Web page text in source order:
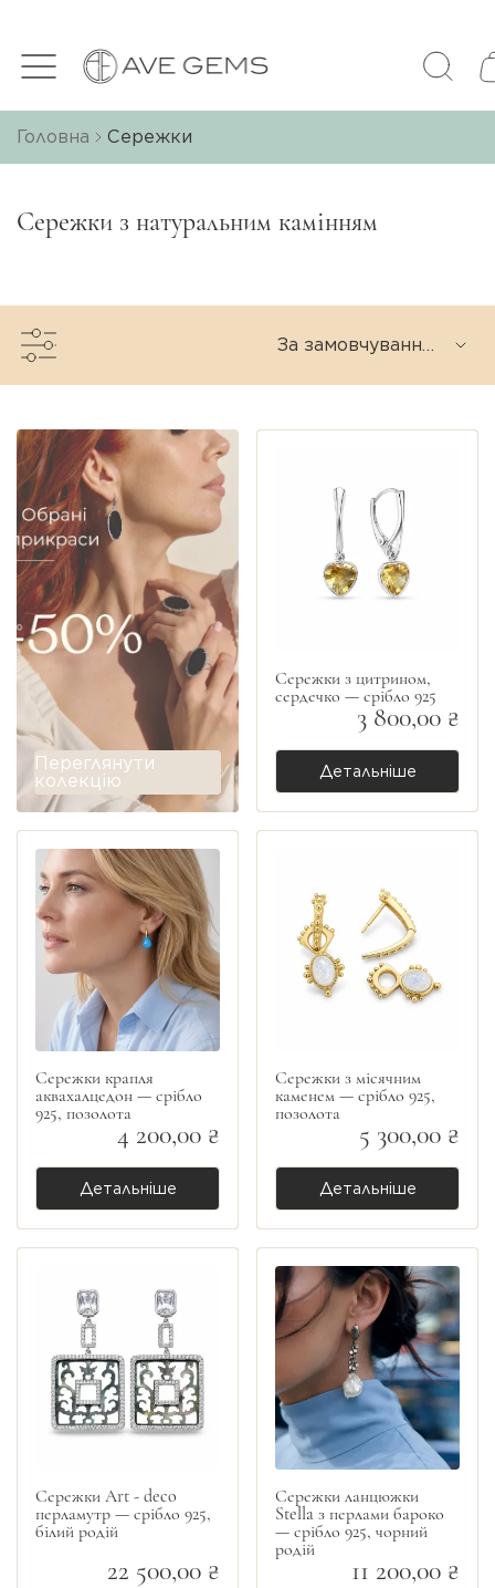
Головна Сережки
Сережки з натуральним камінням
За замовчуванням
Переглянути
колекцію
Сережки з цитрином,
сердечко — срібло 925
3 800,00 ₴
Детальніше
Сережки крапля
аквахалцедон — срібло
925, позолота
4 200,00 ₴
Детальніше
Сережки з місячним
каменем — срібло 925,
позолота
5 300,00 ₴
Детальніше
Сережки Art - deco
перламутр — срібло 925,
білий родій
22 500,00 ₴
Сережки ланцюжки
Stella з перлами бароко
— срібло 925, чорний
родій
11 200,00 ₴